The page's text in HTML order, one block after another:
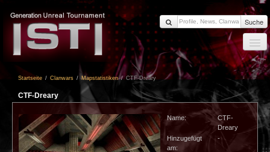
Suche
Members
Clanwars
Forum
Startseite / Clanwars / Mapstatistiken / CTF-Dreary
CTF-Dreary
Name:
CTF-
Dreary
Hinzugefügt
am:
-